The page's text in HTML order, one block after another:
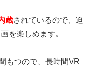
蔵されているので、迫
を楽しめます。
もつので、長時間VR